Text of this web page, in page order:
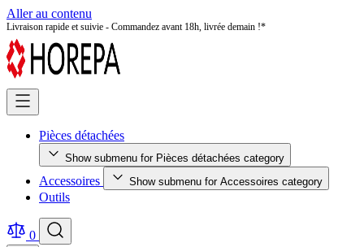
Aller au contenu
Livraison rapide et suivie - Commandez avant 18h, livrée demain !*
Pièces détachées
Show submenu for Pièces détachées category
Accessoires Show submenu for Accessoires category
Outils
0